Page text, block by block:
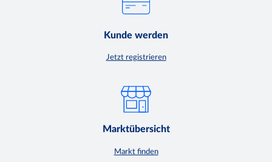
Kunde werden
Jetzt registrieren
Marktübersicht
Markt finden